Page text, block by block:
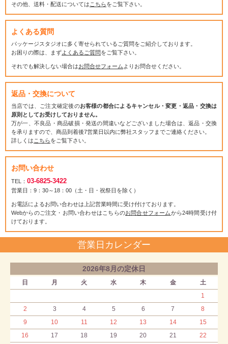
その他、送料・配送については こちらをご覧下さい。
よくある質問
パッケージスタジオに多く寄せられているご質問をご紹介しております。
お困りの際は、まずよくあるご質問をご覧下さい。
それでも解決しない場合はお問合せフォーム よりお問合せください。
返品・交換について
当店では、ご注文確定後のお客様の都合によるキャンセル・変更・返品・交換は
原則としてお受けしておりません。
万が一、不良品・商品破損・発送の間違いなどございました場合は、返品・交換
を承りますので、商品到着後7営業日以内に弊社スタッフまでご連絡ください。
詳しくは こちらをご覧下さい。
お問い合わせ
TEL： 03-6825-3422
営業日：9：30～18：00（土・日・祝祭日を除く）
お電話によるお問い合わせは上記営業時間に受け付けております。
Webからのご注文・お問い合わせはこちらのお問合せフォームから24時間受け付
けております。
営業日カレンダー
2026年8月の定休日
日 月 火 水 木 金
土
1
2
3 4 5 6 7
8
9
10 11 12 13 14
15
16
17 18 19 20 21
22